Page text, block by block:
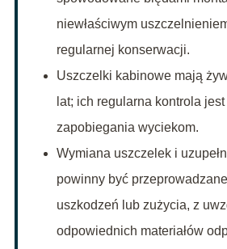
niewłaściwym
regularnej konserwacji.
Uszczelki kabinowe mają
lat; ich regularna kontrola
zapobiegania wyciekom.
Wymiana uszczelek i
powinny być
uszkodzeń lub zużycia, z
odpowiednich materiałów